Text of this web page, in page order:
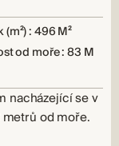
(m²) : 496 M²
od moře : 83 M
nacházející se v
od moře.